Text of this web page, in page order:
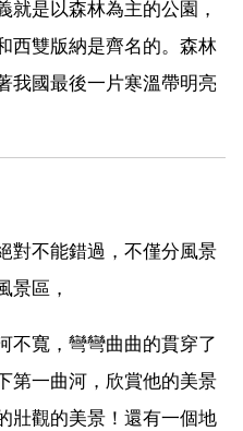
就是以森林為主的公園，
西雙版納是齊名的。森林
我國最後一片寒溫帶明亮
對不能錯過，不僅分風景
景區，
不寬，彎彎曲曲的貫穿了
第一曲河，欣賞他的美景
壯觀的美景！還有一個地